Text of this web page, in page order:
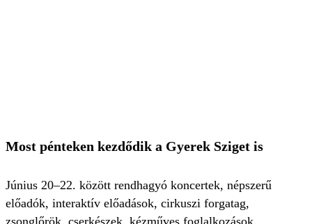
Most pénteken kezdődik a Gyerek Sziget is
Június 20–22. között rendhagyó koncertek, népszerű
előadók, interaktív előadások, cirkuszi forgatag,
zsonglőrök, cserkészek, kézműves foglalkozások,